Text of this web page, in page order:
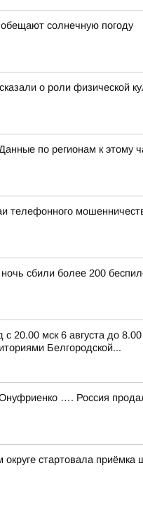
обещают солнечную погоду
о роли физической
по регионам к этому
телефонного
сбили более 200
20.00 мск 6 августа до
Белгородской...
…. Россия
стартовала приёмка